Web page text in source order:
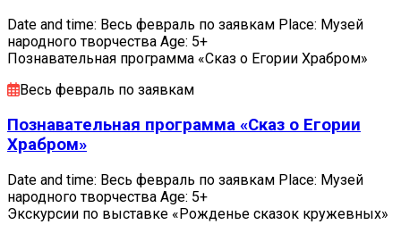
Date and time: Весь февраль по заявкам Place: Музей
народного творчества Age: 5+
Познавательная программа «Сказ о Егории Храбром»
Весь февраль по заявкам
Познавательная программа «Сказ о Егории
Храбром»
Date and time: Весь февраль по заявкам Place: Музей
народного творчества Age: 5+
Экскурсии по выставке «Рожденье сказок кружевных»